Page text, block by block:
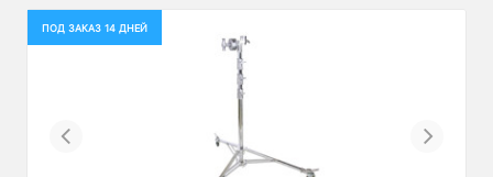
ПОД ЗАКАЗ 14 ДНЕЙ
Previous Next